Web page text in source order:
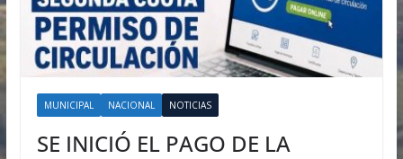
MUNICIPAL NACIONAL NOTICIAS
SE INICIÓ EL PAGO DE LA